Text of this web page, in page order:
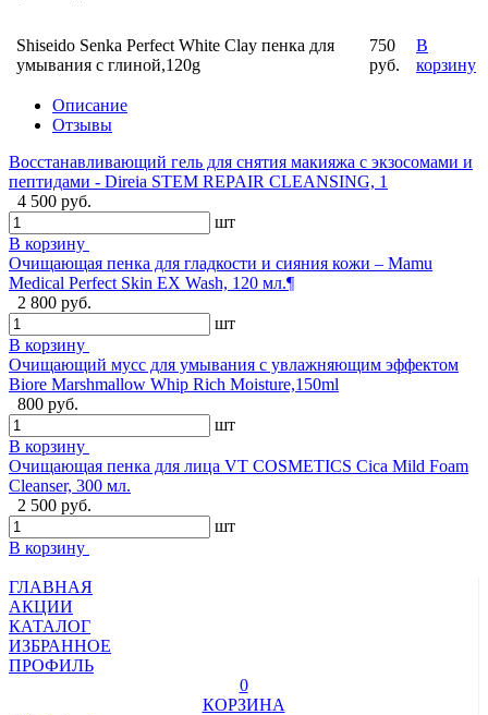
Shiseido Senka Perfect White Clay пенка для
умывания с глиной,120g
750
руб.
В
корзину
Описание
Отзывы
Восстанавливающий гель для снятия макияжа с экзосомами и
пептидами - Direia STEM REPAIR CLEANSING, 1
4 500 руб.
шт
В корзину
Очищающая пенка для гладкости и сияния кожи – Mamu
Medical Perfect Skin EX Wash, 120 мл.¶
2 800 руб.
шт
В корзину
Очищающий мусс для умывания с увлажняющим эффектом
Biore Marshmallow Whip Rich Moisture,150ml
800 руб.
шт
В корзину
Очищающая пенка для лица VT COSMETICS Cica Mild Foam
Cleanser, 300 мл.
2 500 руб.
шт
В корзину
ГЛАВНАЯ
АКЦИИ
КАТАЛОГ
ИЗБРАННОЕ
ПРОФИЛЬ
0
КОРЗИНА